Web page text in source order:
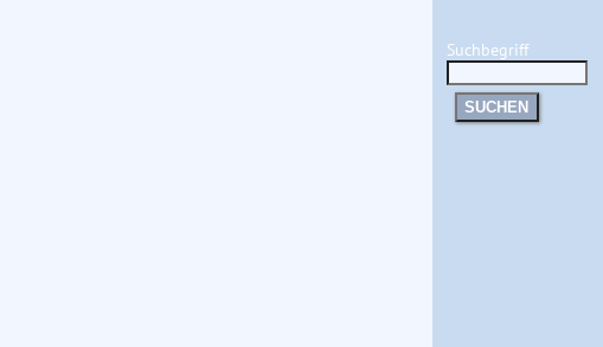
Suchbegriff
SUCHEN